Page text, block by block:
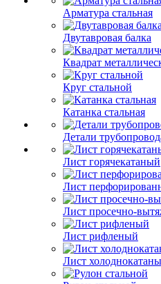
Арматура стальная
Двутавровая балка
Квадрат
Круг стальной
Катанка стальная
Детали
Лист горячекатаный
Лист
Лист просечно-
Лист рифленый
Лист